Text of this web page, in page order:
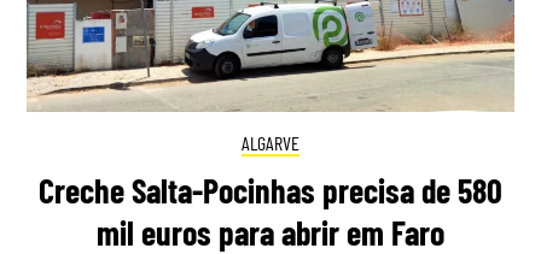
ALGARVE
Creche Salta-Pocinhas precisa de 580
mil euros para abrir em Faro